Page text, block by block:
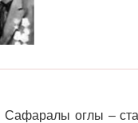
оглы –